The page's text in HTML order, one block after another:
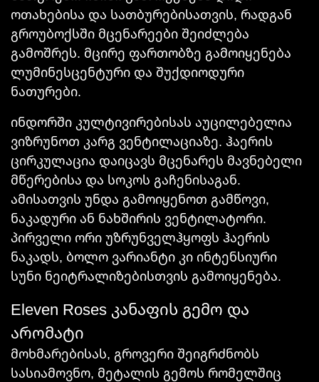
ოთახებისა და სათბურებისათვის, რადგან
გროუბოქსში მცენარეები შეიძლება
გამოშრეს. მცირე ფართობზე გამოიყენება
ლუმინესცენტური და შუქდიოდური
ნათურები.
ინდორში კულტივირებისას აუცილებელია
ვიზრუნოთ კარგ ვენტილაციაზე. ჰაერის
ცირკულაცია დაიცავს მცენარეს მავნებელი
მწერებისა და სოკოს გაჩენისაგან.
ამისათვის უნდა გამოიყენოთ გამწოვი,
ნაკადური ან ნახშირის ვენტილატორი.
პირველი ორი უზრუნველჰყოფს ჰაერის
ნაკადს, ბოლო ვარიანტი კი ინტენსიური
სუნი ნეიტრალიზებისთვის გამოიყენება.
Eleven Roses კანაფის გემო და
არომატი
მოხმარებისას, გროვერი შეიგრძნობს
სასიამოვნო, მეტალის გემოს რომელშიც